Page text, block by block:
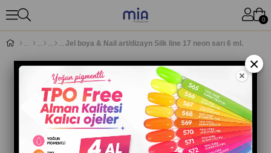
0
Jel boya & Nail art/dizayn Silk line 17 neon sarı 6 ml.
×